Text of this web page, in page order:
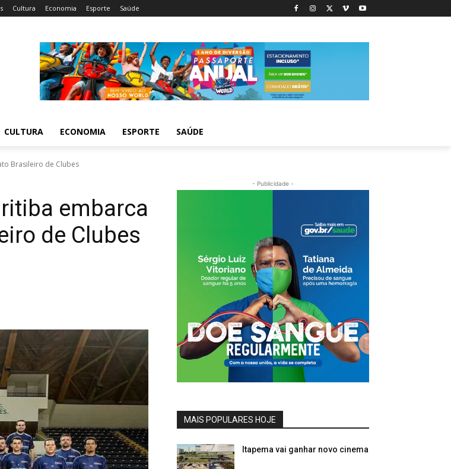
Cultura Economia Esporte Saúde
CULTURA ECONOMIA ESPORTE SAÚDE
Brasileiro de Clubes
embarca
de Clubes
- Publicidade -
MAIS POPULARES HOJE
Itapema vai ganhar novo cinema